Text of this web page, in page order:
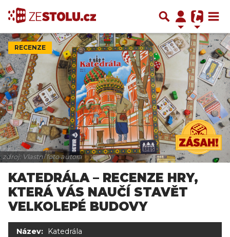
RECENZE
zdroj: Vlastní foto autora
KATEDRÁLA – RECENZE HRY,
KTERÁ VÁS NAUČÍ STAVĚT
VELKOLEPÉ BUDOVY
Název:
Katedrála